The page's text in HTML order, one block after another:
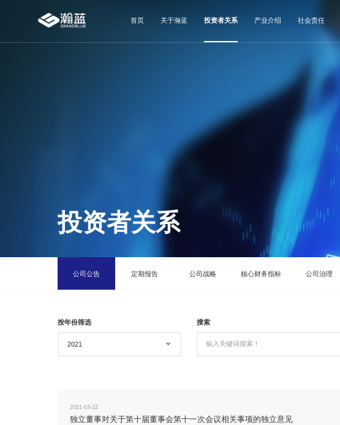
首页 关于瀚蓝 投资者关系 产业介绍 社会责任
投资者关系
公司公告 定期报告 公司战略 核心财务指标 公司治理
按年份筛选
2021
搜索
2021-03-22
独立董事对关于第十届董事会第十一次会议相关事项的独立意见